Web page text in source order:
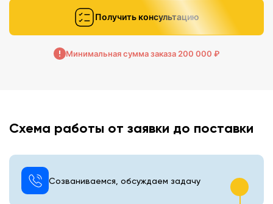
Получить консультацию
Минимальная сумма заказа 200 000 ₽
Схема работы от заявки до поставки
Созваниваемся, обсуждаем задачу